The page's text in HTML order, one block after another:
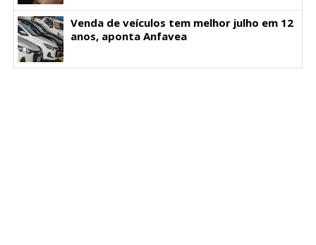
Venda de veículos tem melhor julho em 12
anos, aponta Anfavea